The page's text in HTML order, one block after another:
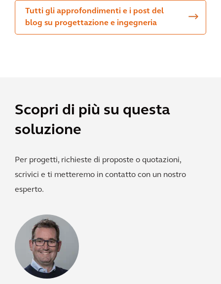
Tutti gli approfondimenti e i post del
blog su progettazione e ingegneria
Scopri di più su questa
soluzione
Per progetti, richieste di proposte o quotazioni,
scrivici e ti metteremo in contatto con un nostro
esperto.